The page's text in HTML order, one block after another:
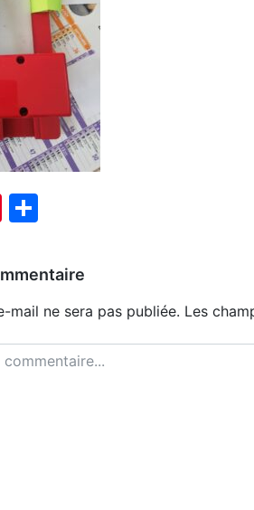
Pinterest
mail ne sera pas publiée. Les